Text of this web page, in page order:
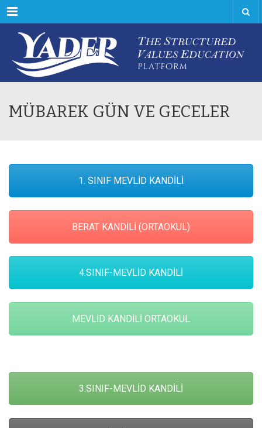
Menu
MÜBAREK GÜN VE GECELER
1. SINIF MEVLİD KANDİLİ
BERAT KANDİLİ (ORTAOKUL)
4.SINIF-MEVLİD KANDİLİ
MEVLİD KANDİLİ ORTAOKUL
3.SINIF-MEVLİD KANDİLİ